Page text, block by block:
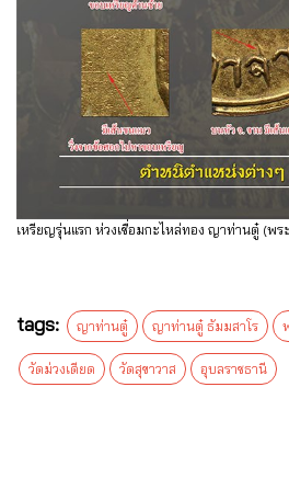
เหรียญรุ่นแรก ห่วงเชื่อมกะไหล่ทอง ญาท่านตู๋ (พร
tags: ญาท่านตู๋ ญาท่านตู๋ ธัมมสาโร
วัดม่วงเดียด วัดสุขาวาส อุบลราชธานี